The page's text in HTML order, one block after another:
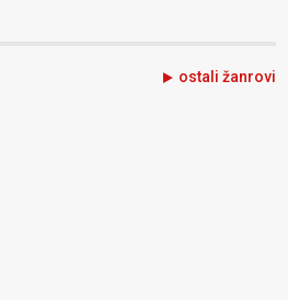
ostali žanrovi